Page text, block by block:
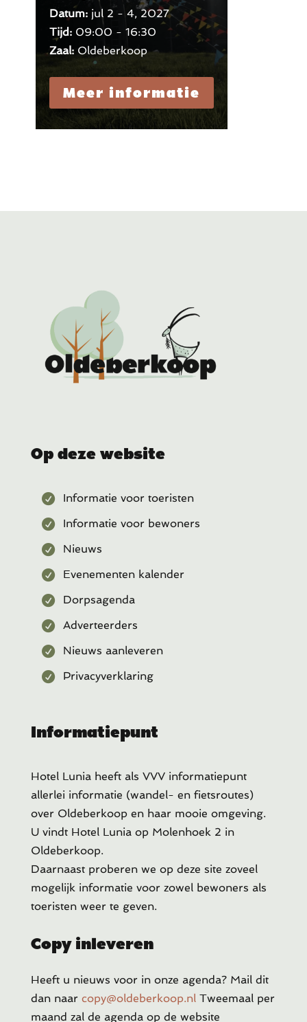
Datum: jul 2 - 4, 2027
Tijd: 09:00 - 16:30
Zaal: Oldeberkoop
Meer informatie
Op deze website
Informatie voor toeristen
Informatie voor bewoners
Nieuws
Evenementen kalender
Dorpsagenda
Adverteerders
Nieuws aanleveren
Privacyverklaring
Informatiepunt
Hotel Lunia heeft als VVV informatiepunt
allerlei informatie (wandel- en fietsroutes)
over Oldeberkoop en haar mooie omgeving.
U vindt Hotel Lunia op Molenhoek 2 in
Oldeberkoop.
Daarnaast proberen we op deze site zoveel
mogelijk informatie voor zowel bewoners als
toeristen weer te geven.
Copy inleveren
Heeft u nieuws voor in onze agenda? Mail dit
dan naar copy@oldeberkoop.nl Tweemaal per
maand zal de agenda op de website